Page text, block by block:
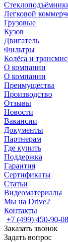
Легковой
Грузовые
Кузов
Двигатель
Фильтры
Колёса и
О компании
О компании
Преимущества
Производство
Отзывы
Новости
Вакансии
Документы
Партнерам
Где купить
Поддержка
Гарантия
Сертификаты
Статьи
Видеоматериалы
Мы на Drive2
Контакты
+7 (499) 450-90-08
Заказать звонок
Задать вопрос